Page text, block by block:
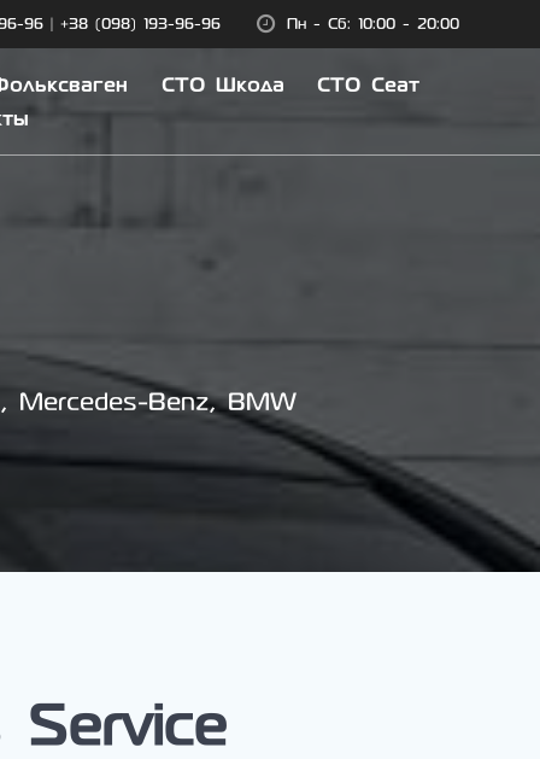
96| +38 (098) 193-96-96 Пн - Сб: 10:00 - 20:00
СТО Шкода
СТО Сеат
Mercedes-Benz, BMW